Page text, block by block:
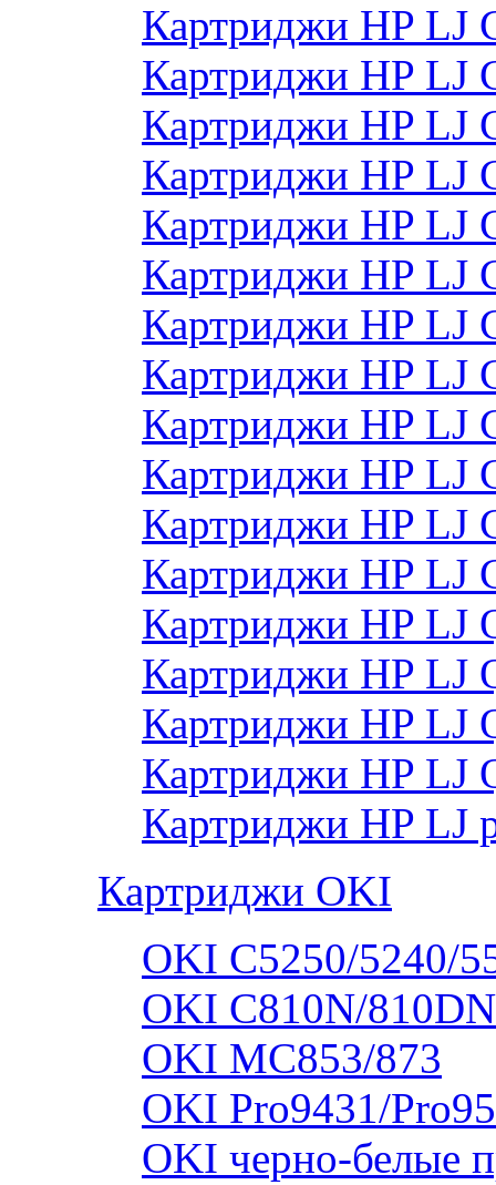
Картриджи HP LJ
Картриджи HP LJ
Картриджи HP LJ
Картриджи HP LJ
Картриджи HP LJ
Картриджи HP LJ
Картриджи HP LJ
Картриджи HP LJ
Картриджи HP LJ
Картриджи HP LJ
Картриджи HP LJ
Картриджи HP LJ
Картриджи HP LJ
Картриджи HP LJ
Картриджи HP LJ
Картриджи HP LJ
Картриджи HP LJ
Картриджи OKI
OKI C5250/5240/
OKI C810N/
OKI MC853/873
OKI Pro9431/
OKI черно-белые